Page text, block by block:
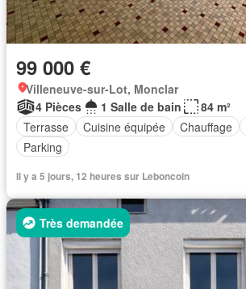
99 000 €
Villeneuve-sur-Lot, Monclar
4 Pièces
1 Salle de bain
84 m²
Terrasse
Cuisine équipée Chauffage
Parking
Il y a 5 jours, 12 heures sur Leboncoin
Très demandée